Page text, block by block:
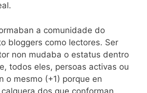
a comunidade do
bloggers como lectores. Ser
non mudaba o estatus dentro
todos eles, persoas activas ou
o mesmo (+1) porque en
dos que conforman